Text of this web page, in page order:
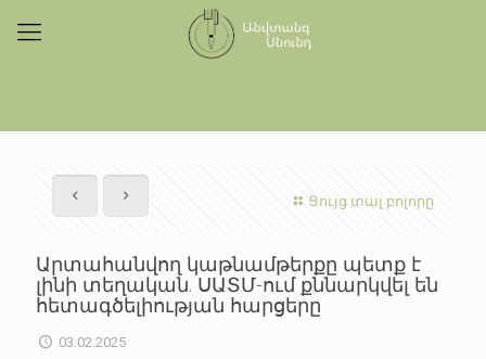
Ցույց տալ բոլորը
Արտահանվող կաթնամթերքը պետք է
լինի տեղական. ՍԱՏՄ-ում քննարկվել են
հետագծելիության հարցերը
03.02.2025